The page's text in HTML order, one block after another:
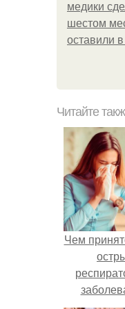
медики
шестом
оставили
Читайте
Чем